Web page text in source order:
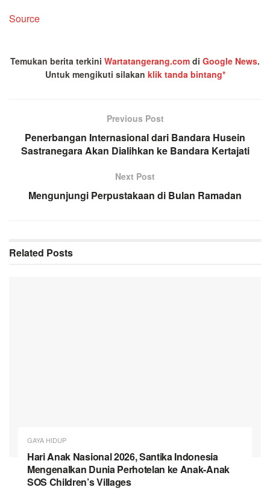
Source
Temukan berita terkini Wartatangerang.com di Google News.
Untuk mengikuti silakan klik tanda bintang*
Previous Post
Penerbangan Internasional dari Bandara Husein
Sastranegara Akan Dialihkan ke Bandara Kertajati
Next Post
Mengunjungi Perpustakaan di Bulan Ramadan
Related Posts
GAYA HIDUP
Hari Anak Nasional 2026, Santika Indonesia
Mengenalkan Dunia Perhotelan ke Anak-Anak
SOS Children’s Villages